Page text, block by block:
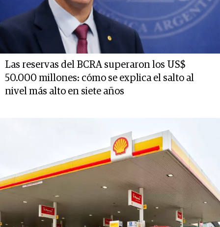
Las reservas del BCRA superaron los US$
50.000 millones: cómo se explica el salto al
nivel más alto en siete años